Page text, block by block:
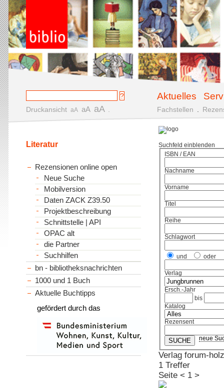
Aktuelles
Druckansicht aA aA aA Fachstellen
Suchfeld einblenden
ISBN / EAN
Nachname
Vorname
Titel
Reihe
Schlagwort
und oder
Verlag
Ersch.-Jahr
bis
Katalog
Rezensent
neue
Verlag forum-
1 Treffer
Seite < 1 >
Literatur
Rezensionen online open
Neue Suche
Mobilversion
Daten ZACK Z39.50
Projektbeschreibung
Schnittstelle | API
OPAC alt
die Partner
Suchhilfen
bn - bibliotheksnachrichten
1000 und 1 Buch
Aktuelle Buchtipps
gefördert durch das